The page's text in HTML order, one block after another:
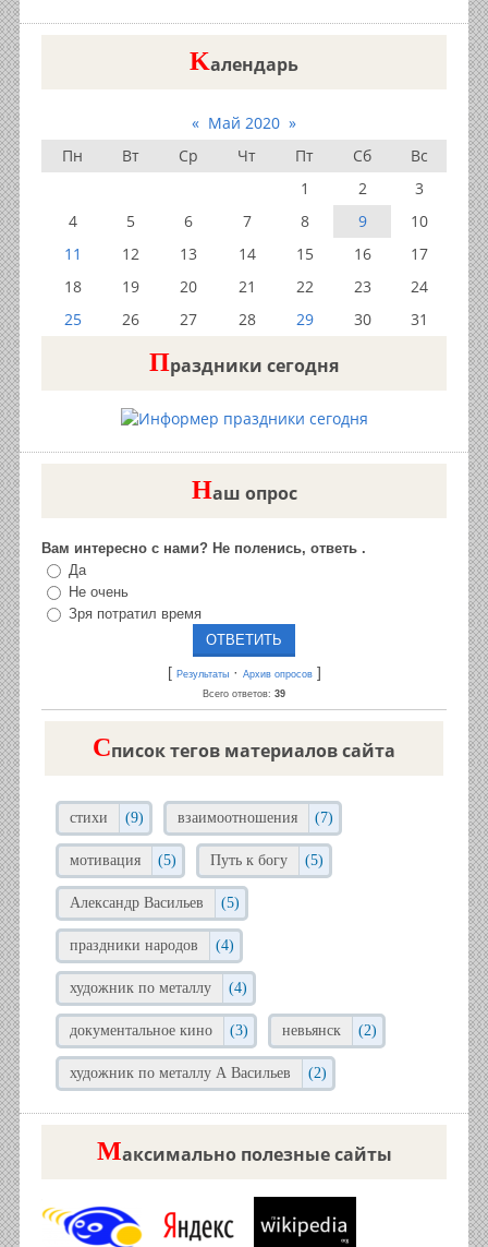
Kалендарь
« Май 2020 »
Пн
Вт Ср Чт Пт Сб
Вс
1
2
3
4
5 6 7 8 9
10
11
12 13 14 15 16
17
18
19 20 21 22 23
24
25
26 27 28 29 30 31
Праздники сегодня
Наш опрос
Вам интересно с нами? Не поленись, ответь .
Да
Не очень
Зря потратил время
[ Результаты· Архив опросов]
Всего ответов: 39
Cписок тегов материалов сайта
стихи (9) взаимоотношения (7)
мотивация (5) Путь к богу (5)
Александр Васильев (5)
праздники народов (4)
художник по металлу (4)
документальное кино (3) невьянск (2)
художник по металлу А Васильев (2)
Максимально полезные сайты